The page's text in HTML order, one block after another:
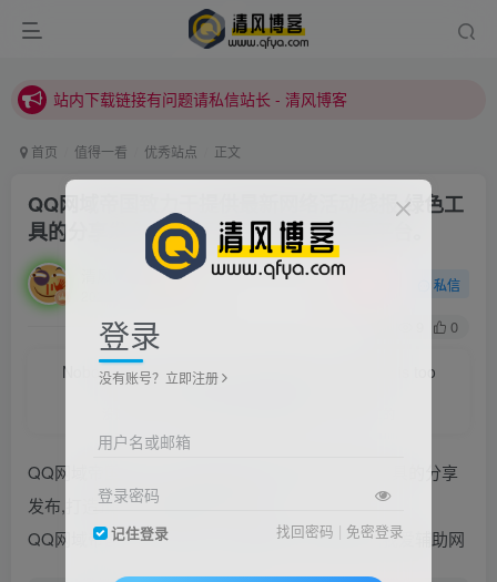
站内下载链接有问题请私信站长 - 清风博客
站内下载链接有问题请私信站长 - 清风博客
首页 值得一看 优秀站点 正文
QQ网域帝国致力于提供最新网络活动线报,绿色工
具的分享发布,打造顶尖的网络免费分享平台。
私信
0
Nobody looks down on you because everybody is too
QQ网域帝国致力于提供最新网络活动线报,绿色工具的分享
发布,打造顶尖的网络免费分享平台
QQ网域帝国,小刀娱乐网,678辅助网,免费辅助网,我爱辅助网
登录
没有账号？立即注册
用户名或邮箱
登录密码
记住登录 找回密码 | 免密登录